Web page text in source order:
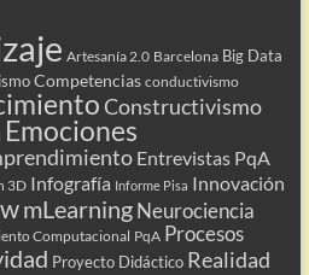
Artesanía 2.0 Barcelona Big Data
Competencias conductivismo
Constructivismo
Emociones
Entrevistas PqA
3D Infografía Informe Pisa Innovación
mLearning Neurociencia
Computacional PqA Procesos
Proyecto Didáctico Realidad